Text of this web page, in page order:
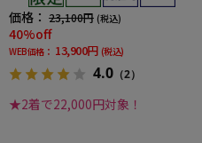
価格： 23,100円 (税込)
40%off
WEB価格： 13,900円 (税込)
4.0 （2）
★2着で22,000円対象！